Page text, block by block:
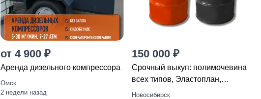
от 4 900 ₽
Аренда дизельного компрессора
Омск
2 недели назад
150 000 ₽
Срочный выкуп: полимочевина
всех типов, Эластоплан,
Экстраплан
Новосибирск